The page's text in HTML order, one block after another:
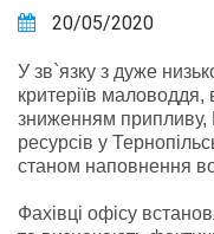
20/05/2020
У зв`язку з дуже
критеріїв маловоддя,
зниженням припливу,
ресурсів у
станом наповнення
Фахівці офісу